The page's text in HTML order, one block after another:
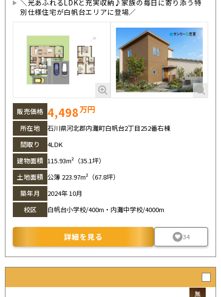
＼光あふれるLDKと充実収納♪家族の毎日に寄り添う特
別仕様住宅が白帆台エリアに登場／
販売価格 4,498万円
所在地
石川県河北郡内灘町白帆台2丁目252番右棟
間取り
4LDK
建物面積 115.93m²（35.1坪）
土地面積 公簿 223.97m²（67.8坪）
築年月
2024年 10月
校区
白帆台小学校/400m・内灘中学校/4000m
詳細を見る 34